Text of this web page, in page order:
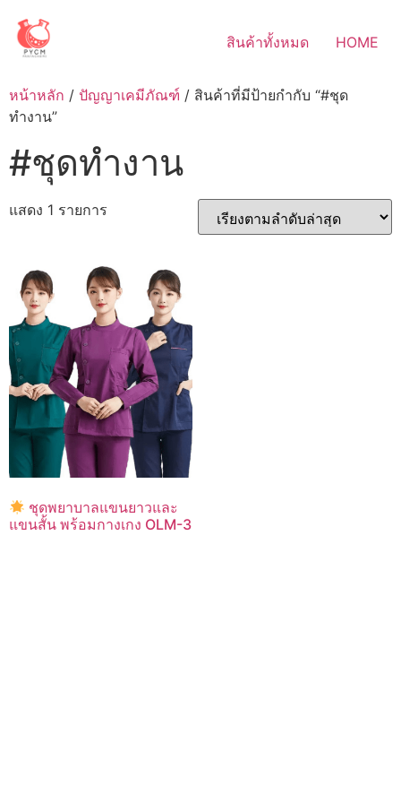
content
สินค้าทั้งหมด HOME
หน้าหลัก / ปัญญาเคมีภัณฑ์ / สินค้าที่มีป้ายกำกับ “#ชุด
ทำงาน”
#ชุดทำงาน
แสดง 1 รายการ
ชุดพยาบาลแขนยาวและ
แขนสั้น พร้อมกางเกง OLM-3